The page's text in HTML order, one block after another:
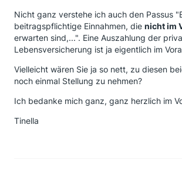
Nicht ganz verstehe ich auch den Passus
beitragspflichtige Einnahmen, die nicht im
erwarten sind,...". Eine Auszahlung der
Lebensversicherung ist ja eigentlich im
Vielleicht wären Sie ja so nett, zu diesen
noch einmal Stellung zu nehmen?
Ich bedanke mich ganz, ganz herzlich im
Tinella